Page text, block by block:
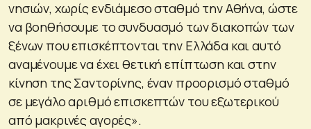
νησιών, χωρίς ενδιάμεσο σταθμό την Αθήνα, ώστε
να βοηθήσουμε το συνδυασμό των διακοπών των
ξένων που επισκέπτονται την Ελλάδα και αυτό
αναμένουμε να έχει θετική επίπτωση και στην
κίνηση της Σαντορίνης, έναν προορισμό σταθμό
σε μεγάλο αριθμό επισκεπτών του εξωτερικού
από μακρινές αγορές».